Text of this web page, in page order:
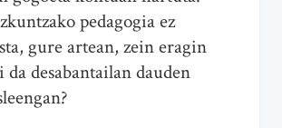
pedagogia ez
gure artean, zein eragin
da desabantailan dauden